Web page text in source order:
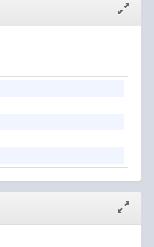
janela
janela